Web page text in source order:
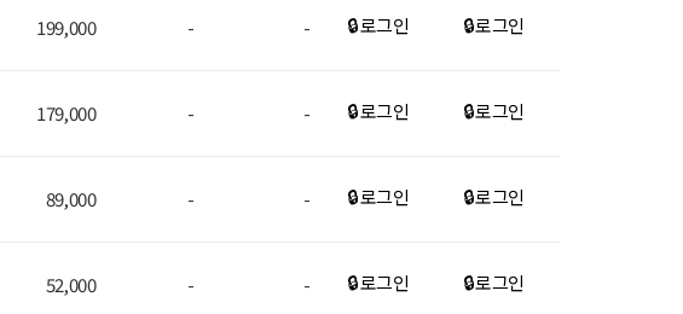
199,000 - - 🔒 로그인 🔒 로그인
179,000 - - 🔒 로그인 🔒 로그인
89,000 - - 🔒 로그인 🔒 로그인
52,000 - - 🔒 로그인 🔒 로그인